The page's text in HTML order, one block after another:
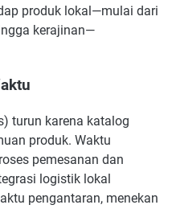
produk lokal—mulai dari
kerajinan—
turun karena katalog
produk. Waktu
pemesanan dan
logistik lokal
pengantaran, menekan